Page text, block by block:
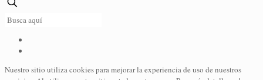
Nuestro sitio utiliza cookies para mejorar la experiencia de uso de nuestros